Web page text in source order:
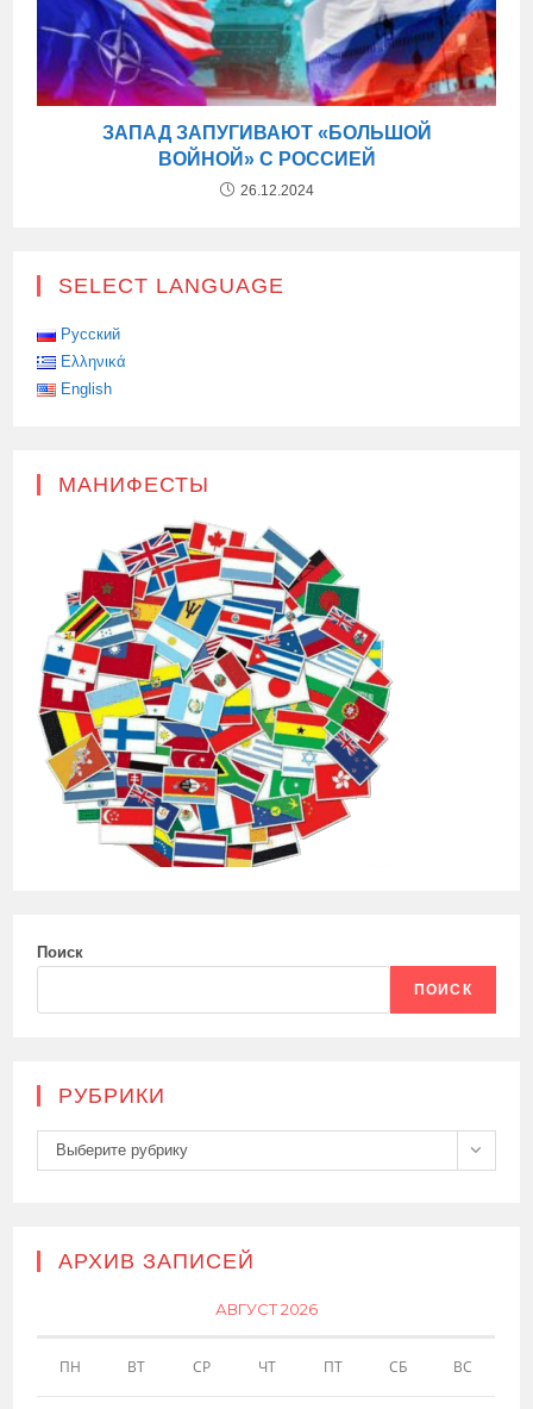
ЗАПАД ЗАПУГИВАЮТ «БОЛЬШОЙ
ВОЙНОЙ» С РОССИЕЙ
26.12.2024
SELECT LANGUAGE
Русский
Ελληνικά
English
МАНИФЕСТЫ
Поиск
ПОИСК
РУБРИКИ
Рубрики
Выберите рубрику
АРХИВ ЗАПИСЕЙ
АВГУСТ 2026
ПН ВТ СР ЧТ ПТ СБ ВС